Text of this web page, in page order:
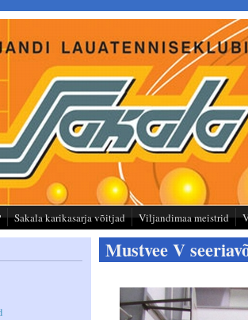
Sakala karikasarja võitjad Viljandimaa meistrid
Mustvee V